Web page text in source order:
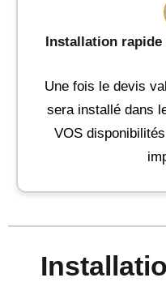
Installation rapide
Une fois le devis
sera installé dans
VOS